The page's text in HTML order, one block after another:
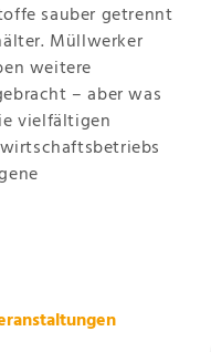
sauber getrennt
Müllwerker
weitere
– aber was
vielfältigen